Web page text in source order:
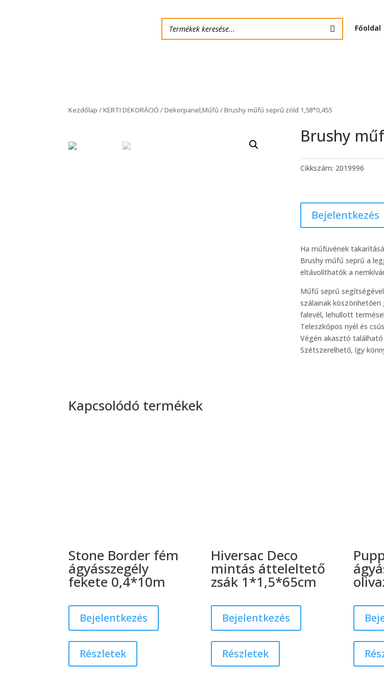
Főoldal
Kezdőlap /KERTI DEKORÁCIÓ /Dekorpanel,Műfű / Brushy műfű seprű zöld 1,58*0,455
Brushy
Cikkszám: 2019996
Bejelentkezés
Ha műfüvének
Brushy műfű seprű a
eltávolíthatók a
Műfű seprű
szálainak
falevél, lehullott
Teleszkópos nyél és
Végén akasztó
Szétszerelhető, így
Kapcsolódó termékek
Stone Border fém
ágyásszegély
fekete 0,4*10m
Bejelentkezés
Részletek
Hiversac Deco
mintás átteleltető
zsák 1*1,5*65cm
Bejelentkezés
Részletek